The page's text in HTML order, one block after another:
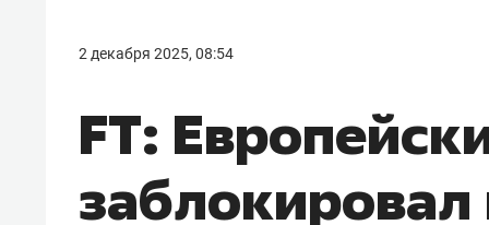
2 декабря 2025, 08:54
FT:
заблокировал
правил, бизнес может
потерять минимум